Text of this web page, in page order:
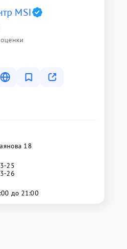
MSI
18
25
26
до 21:00